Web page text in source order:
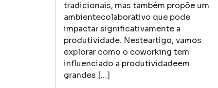
tradicionais, mas também propõe um
ambientecolaborativo que pode
impactar significativamente a
produtividade. Nesteartigo, vamos
explorar como o coworking tem
influenciado a produtividadeem
grandes […]